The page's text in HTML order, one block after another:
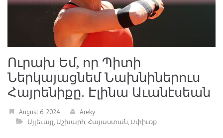
Ուրախ Եմ, որ Պիտի
Ներկայացնեմ Նախնիներուս
Հայրենիքը. Էլինա Աւանէսեան
August 6, 2024
Areky
Այլեւայլ, Աշխարհ,Հայաստան, Սփիւռք